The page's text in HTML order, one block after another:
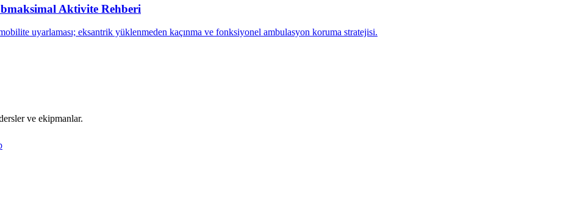
Aktivite Rehberi
uyarlaması; eksantrik yüklenmeden kaçınma ve fonksiyonel ambulasyon koruma stratejisi.
ve ekipmanlar.